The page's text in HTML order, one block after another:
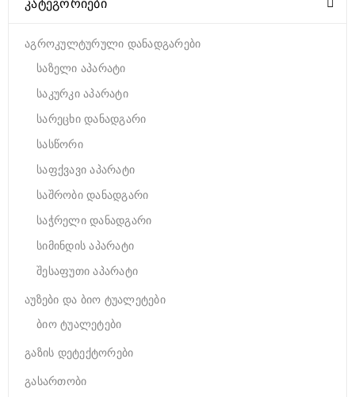
ᲙᲐᲢᲔᲒᲝᲠᲘᲔᲑᲘ
აგროკულტურული დანადგარები
საზელი აპარატი
საკურკი აპარატი
სარეცხი დანადგარი
სასწორი
საფქვავი აპარატი
საშრობი დანადგარი
საჭრელი დანადგარი
სიმინდის აპარატი
შესაფუთი აპარატი
აუზები და ბიო ტუალეტები
ბიო ტუალეტები
გაზის დეტექტორები
გასართობი